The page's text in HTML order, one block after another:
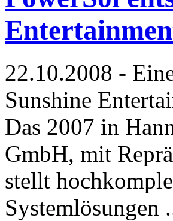
22.10.2008 -
Sunshine
Das 2007 in
GmbH, mit
stellt
Systemlösungen